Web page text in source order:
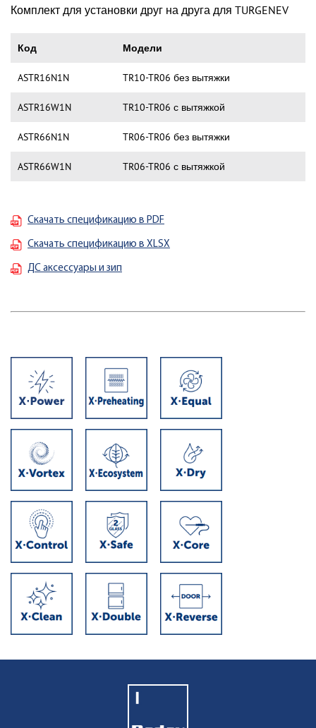
Комплект для установки друг на друга для TURGENEV
Код Модели
ASTR16N1N TR10-TR06 без вытяжки
ASTR16W1N TR10-TR06 с вытяжкой
ASTR66N1N TR06-TR06 без вытяжки
ASTR66W1N TR06-TR06 с вытяжкой
Скачать спецификацию в PDF
Скачать спецификацию в XLSX
ДС аксессуары и зип